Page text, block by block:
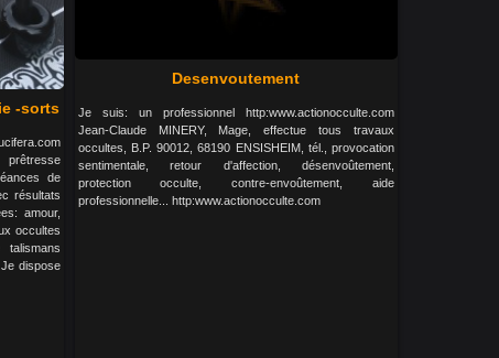
-sorts
de
résultats
amour,
occultes
dispose
Desenvoutement
Je suis: un professionnel http:www.actionocculte.com
Jean-Claude MINERY, Mage, effectue tous travaux
occultes, B.P. 90012, 68190 ENSISHEIM, tél., provocation
sentimentale, retour d'affection, désenvoûtement,
protection occulte, contre-envoûtement, aide
professionnelle... http:www.actionocculte.com